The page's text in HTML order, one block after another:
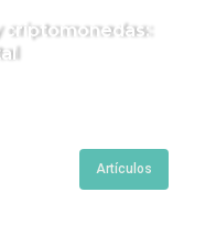
criptomonedas:
Artículos